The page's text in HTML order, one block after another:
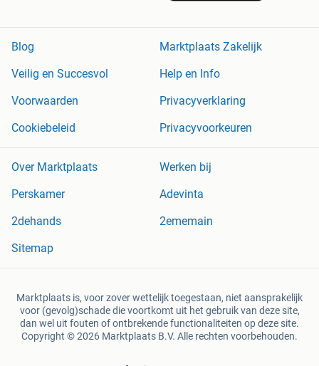
Blog
Marktplaats Zakelijk
Veilig en Succesvol
Help en Info
Voorwaarden
Privacyverklaring
Cookiebeleid
Privacyvoorkeuren
Over Marktplaats
Werken bij
Perskamer
Adevinta
2dehands
2ememain
Sitemap
Marktplaats is, voor zover wettelijk toegestaan, niet aansprakelijk
voor (gevolg)schade die voortkomt uit het gebruik van deze site,
dan wel uit fouten of ontbrekende functionaliteiten op deze site.
Copyright © 2026 Marktplaats B.V. Alle rechten voorbehouden.